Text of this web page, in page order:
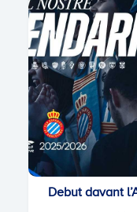
Debut davant